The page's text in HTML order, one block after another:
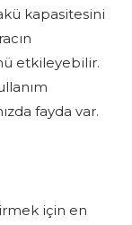
kapasitesini
etkileyebilir.
fayda var.
için en